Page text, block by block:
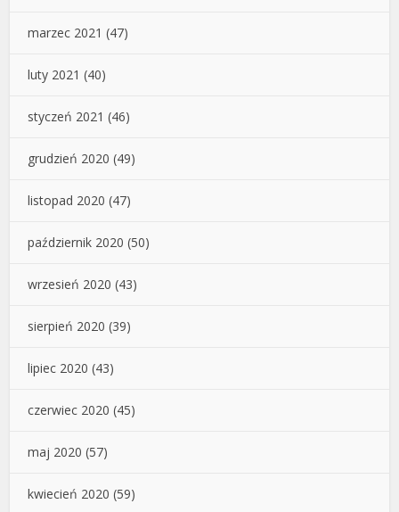
marzec 2021 (47)
luty 2021 (40)
styczeń 2021 (46)
grudzień 2020 (49)
listopad 2020 (47)
październik 2020 (50)
wrzesień 2020 (43)
sierpień 2020 (39)
lipiec 2020 (43)
czerwiec 2020 (45)
maj 2020 (57)
kwiecień 2020 (59)